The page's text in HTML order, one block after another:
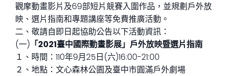
觀摩動畫影片及69部短片競賽入圍作品，並規劃戶外放
映、選片指南和專題講座等免費推廣活動。
二、敬請自即日起協助公告以下活動資訊：
(一) 「2021臺中國際動畫影展」戶外放映暨選片指南
１、時間：110年9月25日(六)16:00-21:00
２、地點：文心森林公園及臺中市圓滿戶外劇場